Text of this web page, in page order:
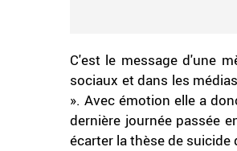
C'est le message d'une
sociaux et dans les
». Avec émotion elle a
dernière journée passée
écarter la thèse de